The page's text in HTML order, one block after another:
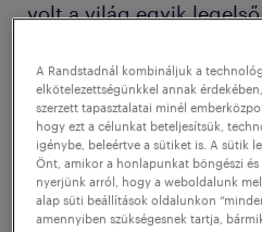
volt a világ egyik
ritkaságszámba ment.
amely csaknem 200
milliói előtt szántotta fel
úgy a tech világ mellett
napjainkban bizonyára
A Randstadnál kombináljuk a
elkötelezettségünkkel annak
szerzett tapasztalatai minél
hogy ezt a célunkat beteljesítsük,
igénybe, beleértve a sütiket is. A sütik
Önt, amikor a honlapunkat böngészi
nyerjünk arról, hogy a weboldalunk
alap süti beállítások oldalunkon
amennyiben szükségesnek tartja,